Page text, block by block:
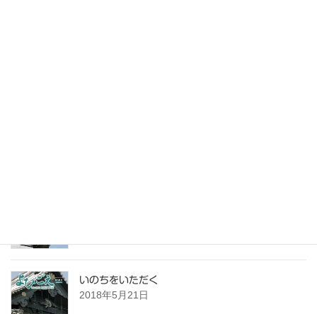
いのちをいただく
2018年5月21日